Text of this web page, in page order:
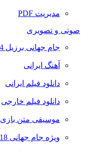
مدیریت PDF
صوتی و تصویری
جام جهانی برزیل 2014
آهنگ ایرانی
دانلود فیلم ایرانی
دانلود فیلم خارجی
موسیقی متن بازی
ویژه جام جهانی 2018 روسیه